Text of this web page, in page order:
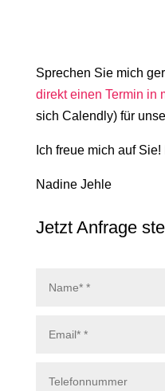
Sprechen Sie mich
direkt einen Termin in
sich Calendly) für
Ich freue mich auf
Nadine Jehle
Jetzt Anfrage